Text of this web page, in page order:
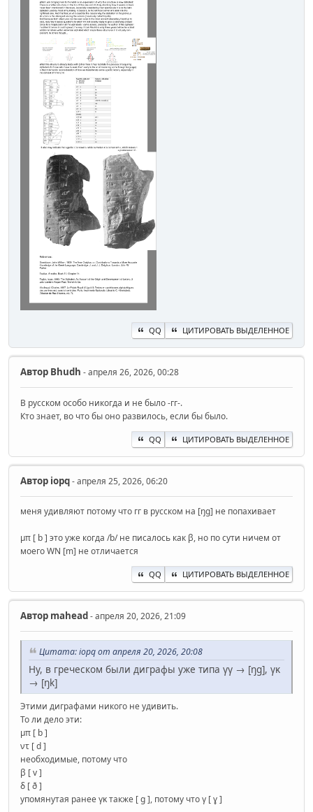
QQ ЦИТИРОВАТЬ ВЫДЕЛЕННОЕ
Автор Bhudh - апреля 26, 2026, 00:28
В русском особо никогда и не было -гг-.
Кто знает, во что бы оно развилось, если бы было.
QQ ЦИТИРОВАТЬ ВЫДЕЛЕННОЕ
Автор iopq- апреля 25, 2026, 06:20
меня удивляют потому что гг в русском на [ŋg] не попахивает
μπ [ b ] это уже когда /b/ не писалось как β, но по сути ничем от
моего WN [m] не отличается
QQ ЦИТИРОВАТЬ ВЫДЕЛЕННОЕ
Автор mahead - апреля 20, 2026, 21:09
Цитата: iopq от апреля 20, 2026, 20:08
Ну, в греческом были диграфы уже типа γγ → [ŋg], γκ
→ [ŋk]
Этими диграфами никого не удивить.
То ли дело эти:
μπ [ b ]
ντ [ d ]
необходимые, потому что
β [ v ]
δ [ ð ]
упомянутая ранее γκ также [ g ], потому что γ [ ɣ ]